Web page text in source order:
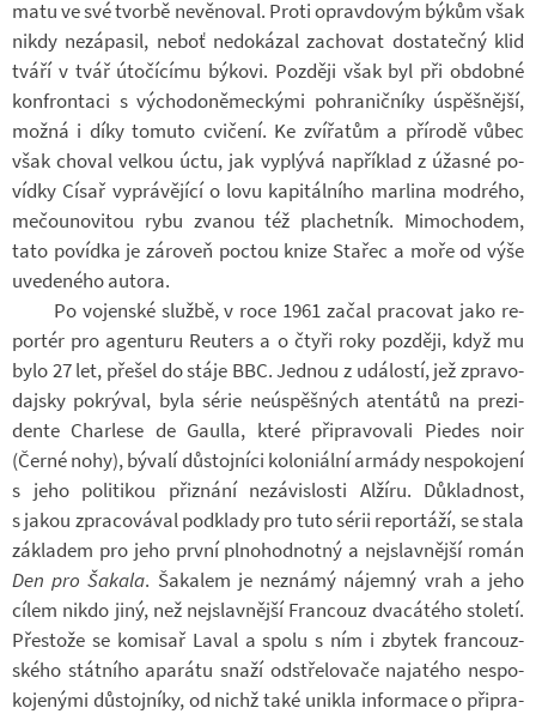
matu ve své tvorbě ne­vě­no­val. Proti oprav­do­vým býkům však
nikdy ne­zá­pa­sil, neboť ne­do­ká­zal za­cho­vat do­sta­tečný klid
tváří v tvář úto­čí­címu bý­kovi. Poz­ději však byl při ob­dobné
kon­fron­taci s vý­cho­do­ně­mec­kými po­hra­nič­níky úspěš­nější,
možná i díky to­muto cvi­čení. Ke zví­řa­tům a pří­rodě vůbec
však cho­val vel­kou úctu, jak vy­plývá na­pří­klad z úžasné po­
vídky Císař vy­prá­vě­jící o lovu ka­pi­tál­ního mar­lina mod­rého,
me­čou­no­vi­tou rybu zva­nou též pla­chet­ník. Mi­mo­cho­dem,
tato po­vídka je zá­ro­veň po­ctou knize Sta­řec a moře od výše
uve­de­ného au­tora.
Po vo­jen­ské službě, v roce 1961 začal pra­co­vat jako re­
por­tér pro agen­turu Re­u­ters a o čtyři roky poz­ději, když mu
bylo 27 let, pře­šel do stáje BBC. Jed­nou z udá­lostí, jež zpra­vo­
daj­sky po­krý­val, byla série ne­ú­spěš­ných aten­tátů na pre­zi­
dente Char­lese de Gaulla, které při­pra­vo­vali Pie­des noir
(Černé nohy), bý­valí dů­stoj­níci ko­lo­ni­ální ar­mády ne­spo­ko­jení
s jeho po­li­ti­kou při­znání ne­zá­vis­losti Al­žíru. Dů­klad­nost,
s jakou zpra­co­vá­val pod­klady pro tuto sérii re­por­táží, se stala
zá­kla­dem pro jeho první pl­no­hod­notný a nej­slav­nější román
Den pro Šakala. Šaka­lem je ne­známý ná­jemný vrah a jeho
cílem nikdo jiný, než nej­slav­nější Fran­couz dva­cá­tého sto­letí.
Přes­tože se ko­mi­sař Laval a spolu s ním i zby­tek fran­couz­
ského stát­ního apa­rátu snaží od­stře­lo­vače na­ja­tého ne­spo­
ko­je­nými dů­stoj­níky, od nichž také unikla in­for­mace o při­pra­